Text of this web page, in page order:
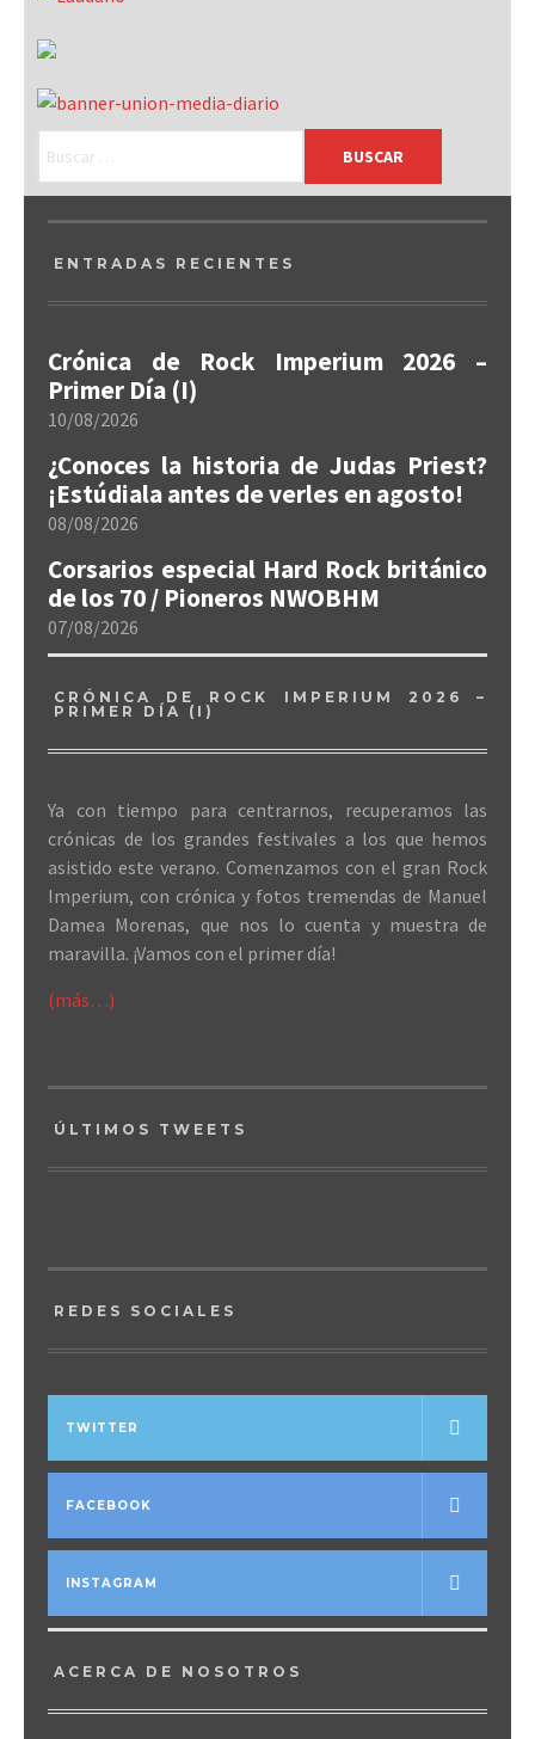
ENTRADAS RECIENTES
Crónica de Rock Imperium 2026 –
Primer Día (I)
10/08/2026
¿Conoces la historia de Judas Priest?
¡Estúdiala antes de verles en agosto!
08/08/2026
Corsarios especial Hard Rock británico
de los 70 / Pioneros NWOBHM
07/08/2026
CRÓNICA DE ROCK IMPERIUM 2026 –
PRIMER DÍA (I)
Ya con tiempo para centrarnos, recuperamos las
crónicas de los grandes festivales a los que hemos
asistido este verano. Comenzamos con el gran Rock
Imperium, con crónica y fotos tremendas de Manuel
Damea Morenas, que nos lo cuenta y muestra de
maravilla. ¡Vamos con el primer día!
(más…)
ÚLTIMOS TWEETS
REDES SOCIALES
TWITTER
FACEBOOK
INSTAGRAM
ACERCA DE NOSOTROS